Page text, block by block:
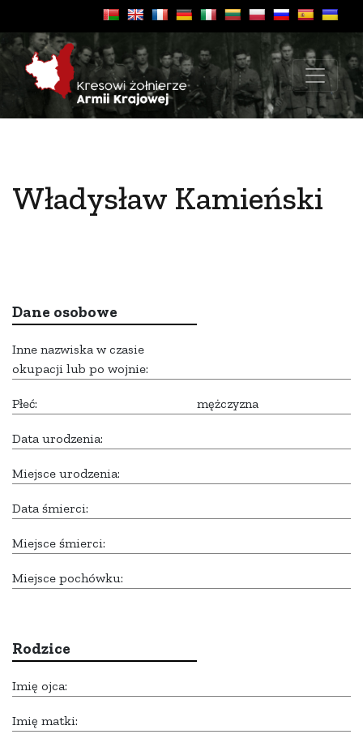
Władysław Kamieński
Dane osobowe
Inne nazwiska w czasie
okupacji lub po wojnie:
Płeć: mężczyzna
Data urodzenia:
Miejsce urodzenia:
Data śmierci:
Miejsce śmierci:
Miejsce pochówku:
Rodzice
Imię ojca:
Imię matki: